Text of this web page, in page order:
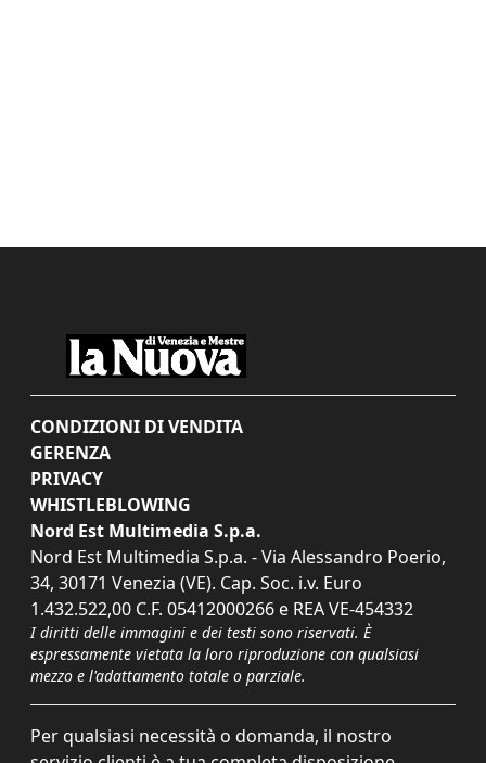
CONDIZIONI DI VENDITA
GERENZA
PRIVACY
WHISTLEBLOWING
Nord Est Multimedia S.p.a.
Nord Est Multimedia S.p.a. - Via Alessandro Poerio,
34, 30171 Venezia (VE). Cap. Soc. i.v. Euro
1.432.522,00 C.F. 05412000266 e REA VE-454332
I diritti delle immagini e dei testi sono riservati. È
espressamente vietata la loro riproduzione con qualsiasi
mezzo e l'adattamento totale o parziale.
Per qualsiasi necessità o domanda, il nostro